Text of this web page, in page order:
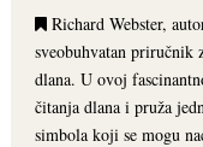
Richard Webster,
sveobuhvatan priručnik
dlana. U ovoj
čitanja dlana i pruža
simbola koji se mogu